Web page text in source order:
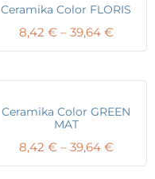
40,59
Ceramika Color FLORIS
8,42 € – 39,64 €Price
range:
Ceramika Color GREEN
MAT
8,42 € – 39,64 €Price
range: